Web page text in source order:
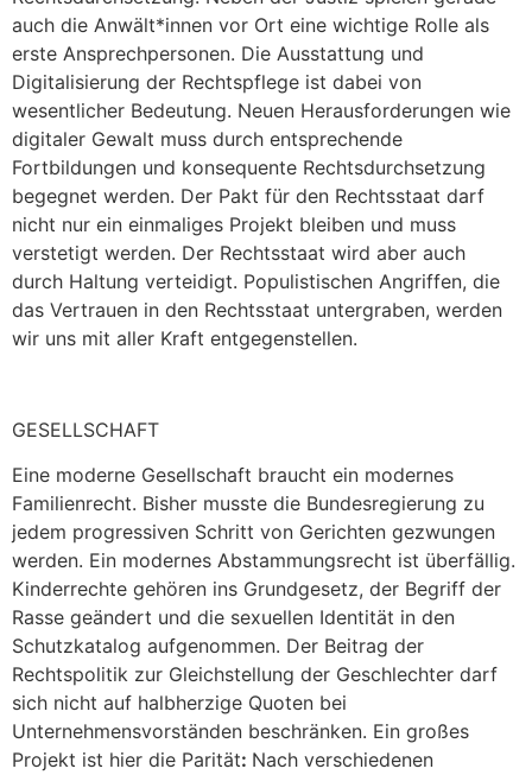
auch die Anwält*innen vor Ort eine wichtige Rolle als
erste Ansprechpersonen. Die Ausstattung und
Digitalisierung der Rechtspflege ist dabei von
wesentlicher Bedeutung. Neuen Herausforderungen wie
digitaler Gewalt muss durch entsprechende
Fortbildungen und konsequente Rechtsdurchsetzung
begegnet werden. Der Pakt für den Rechtsstaat darf
nicht nur ein einmaliges Projekt bleiben und muss
verstetigt werden. Der Rechtsstaat wird aber auch
durch Haltung verteidigt. Populistischen Angriffen, die
das Vertrauen in den Rechtsstaat untergraben, werden
wir uns mit aller Kraft entgegenstellen.
GESELLSCHAFT
Eine moderne Gesellschaft braucht ein modernes
Familienrecht. Bisher musste die Bundesregierung zu
jedem progressiven Schritt von Gerichten gezwungen
werden. Ein modernes Abstammungsrecht ist überfällig.
Kinderrechte gehören ins Grundgesetz, der Begriff der
Rasse geändert und die sexuellen Identität in den
Schutzkatalog aufgenommen. Der Beitrag der
Rechtspolitik zur Gleichstellung der Geschlechter darf
sich nicht auf halbherzige Quoten bei
Unternehmensvorständen beschränken. Ein großes
Projekt ist hier die Parität: Nach verschiedenen